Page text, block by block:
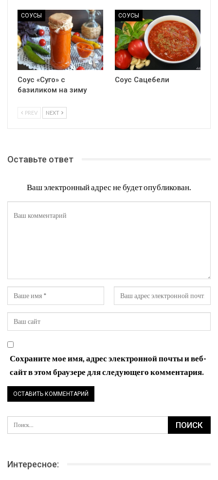
СОУСЫ
Соус «Суго» с
базиликом на зиму
СОУСЫ
Соус Сацебели
PREV NEXT
Оставьте ответ
Ваш электронный адрес не будет опубликован.
Сохраните мое имя, адрес электронной почты и веб-
сайт в этом браузере для следующего комментария.
Интересное: